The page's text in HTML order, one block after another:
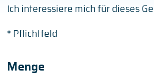
Ich interessiere mich für dieses
* Pflichtfeld
Menge